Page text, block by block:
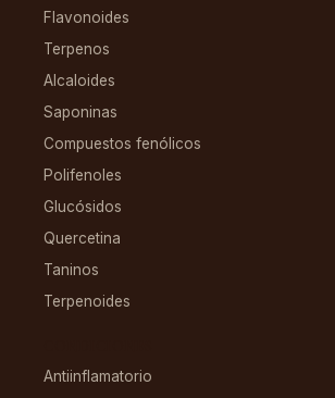
Flavonoides
Terpenos
Alcaloides
Saponinas
Compuestos fenólicos
Polifenoles
Glucósidos
Quercetina
Taninos
Terpenoides
Antiinflamatorio